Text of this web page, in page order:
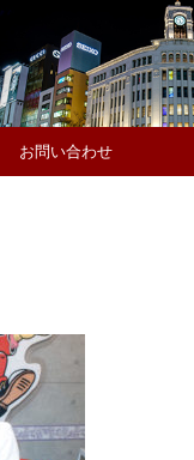
お問い合わせ